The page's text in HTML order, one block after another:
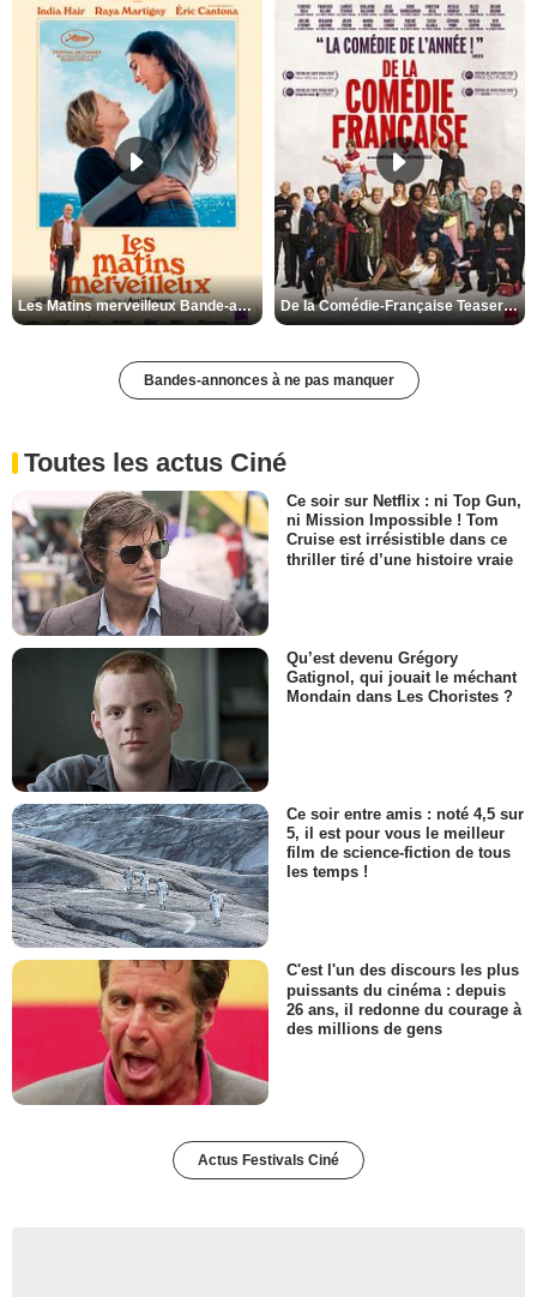
Les Matins merveilleux Bande-annonce VF De la Comédie-Française Teaser VF
Bandes-annonces à ne pas manquer
Toutes les actus Ciné
Ce soir sur Netflix : ni Top Gun,
ni Mission Impossible ! Tom
Cruise est irrésistible dans ce
thriller tiré d’une histoire vraie
Qu’est devenu Grégory
Gatignol, qui jouait le méchant
Mondain dans Les Choristes ?
Ce soir entre amis : noté 4,5 sur
5, il est pour vous le meilleur
film de science-fiction de tous
les temps !
C'est l'un des discours les plus
puissants du cinéma : depuis
26 ans, il redonne du courage à
des millions de gens
Actus Festivals Ciné